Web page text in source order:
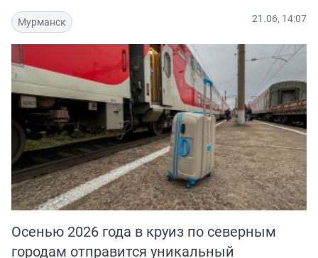
Мурманск 21.06, 14:07
Осенью 2026 года в круиз по северным
городам отправится уникальный